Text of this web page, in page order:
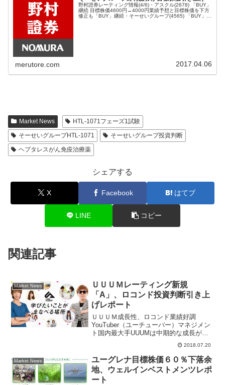
野村證券レーティング情報(4/6)・アスクル(2678) 「BUY」
継続 目標株価4600円→4000円業績予想と目標株価を下方
修正も「BUY」継続・そーせいグループ(4565) 「BUY」継
merutore.com 2017.04.06
Market News
HTL-1071フェーズ1試験
そーせいグループHTL-1071
そーせいグループ投資判断
ヘプタレスがん免疫治療薬
シェアする
X Facebook はてブ
LINE コピー
関連記事
Market News
ＵＵＵＭレーティング新規
「A」、ロコンド投資判断引き上
げレポート
ＵＵＵＭ成長性、ロコンド業績好調
YouTuber（ユーチューバー）マネジメン
ト国内最大手UUUMは中期的な成長が期
待できるとして、岩井コスモ証券がレー
ティング「A」、目標株価6500円で新規
カバレッジ開始。7月18日の終値は5530
円で上昇...
2018.07.20
Market News
ユーグレナ目標株価６０％下落余
地、ウェルインベストメンツレポ
ート